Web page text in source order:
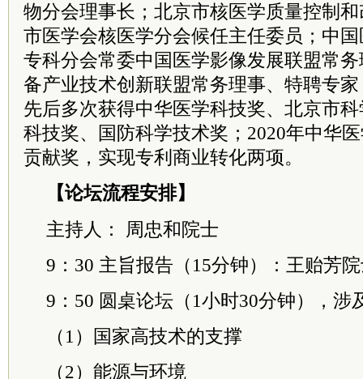
物分会理事长；北京市核医学质量控制
市医学会核医学分会候任主任委员 ；中
专科分会常委中国医学影像发展联盟常
备产业技术创新联盟常务理事、 特聘专家
先后多次获得中华医学科技奖、北京市
科技奖、国防科学技术奖；2020年中华
贡献奖，实现专利商业转化两项。
【论坛流程安排】
主持人： 周忠和院士
9：30 主旨报告（15分钟）：王贻芳
9：50 圆桌论坛（1小时30分钟），涉
（1）国家高技术的支撑
（2）能源与环境